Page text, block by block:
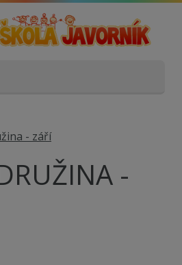
- září
-